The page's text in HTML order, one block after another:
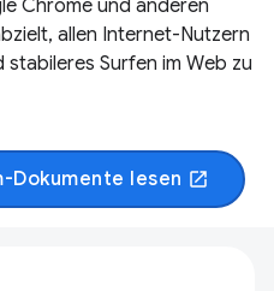
Chrome und anderen
allen Internet-Nutzern
Surfen im Web zu
lesen open_in_new